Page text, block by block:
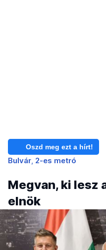
Oszd meg ezt a hírt!
Bulvár 2-es metró
Megvan, ki lesz
elnök